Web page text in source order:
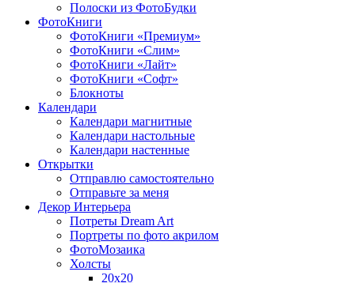
Полоски из ФотоБудки
ФотоКниги
ФотоКниги «Премиум»
ФотоКниги «Слим»
ФотоКниги «Лайт»
ФотоКниги «Софт»
Блокноты
Календари
Календари магнитные
Календари настольные
Календари настенные
Открытки
Отправлю самостоятельно
Отправьте за меня
Декор Интерьера
Потреты Dream Art
Портреты по фото акрилом
ФотоМозаика
Холсты
20х20